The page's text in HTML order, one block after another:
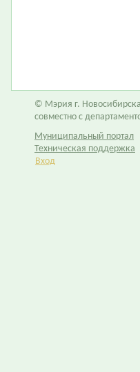
© Мэрия г.
совместно с
Муниципальный портал
Техническая поддержка
Вход